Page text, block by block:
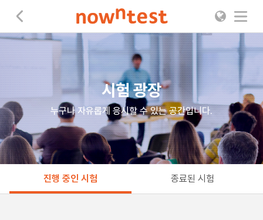
시험 광장
누구나 자유롭게 응시할 수 있는 공간입니다.
진행 중인 시험 종료된 시험